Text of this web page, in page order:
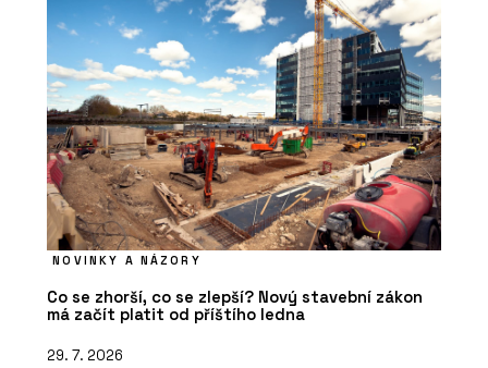
NOVINKY A NÁZORY
Co se zhorší, co se zlepší? Nový stavební zákon
má začít platit od příštího ledna
29. 7. 2026